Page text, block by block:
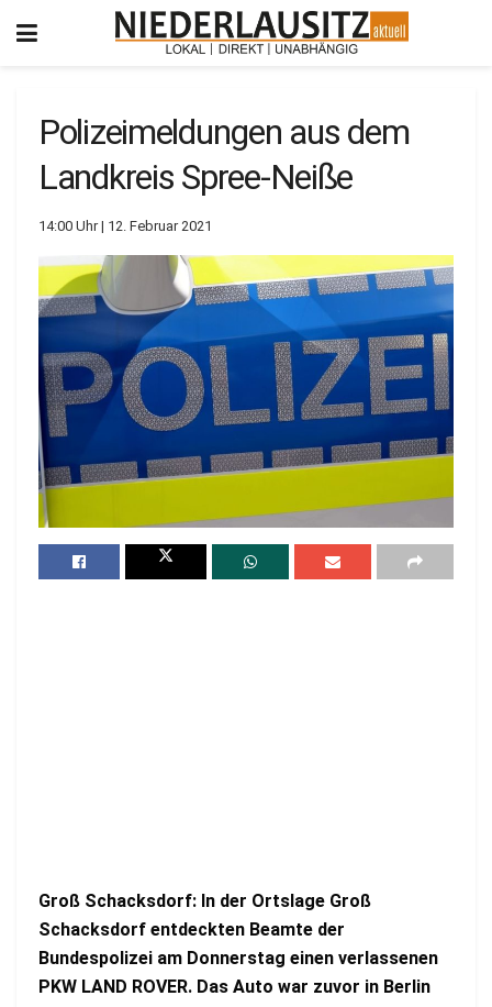
Polizeimeldungen aus dem
Landkreis Spree-Neiße
14:00 Uhr | 12. Februar 2021
Groß Schacksdorf: In der Ortslage Groß
Schacksdorf entdeckten Beamte der
Bundespolizei am Donnerstag einen verlassenen
PKW LAND ROVER. Das Auto war zuvor in Berlin